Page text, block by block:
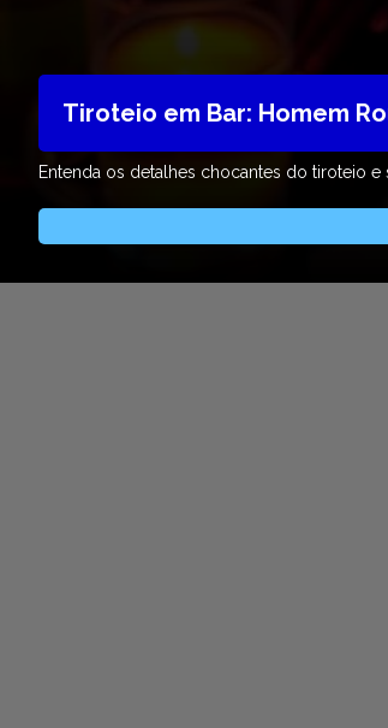
Tiroteio em Bar: Homem
Entenda os detalhes chocantes do tiroteio